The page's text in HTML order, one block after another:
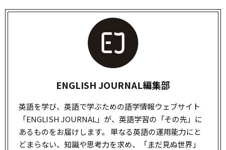
ENGLISH JOURNAL編集部
英語を学び、英語で学ぶための語学情報ウェブサイト
「ENGLISH JOURNAL」が、英語学習の「その先」に
あるものをお届けします。 単なる英語の運用能力にと
どまらない、知識や思考力を求め、「まだ見ぬ世界」